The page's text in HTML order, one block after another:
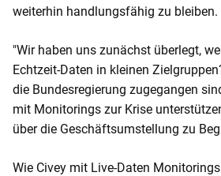
weiterhin handlungsfähig zu bleiben.
"Wir haben uns zunächst überlegt,
Echtzeit-Daten in kleinen
die Bundesregierung zugegangen
mit Monitorings zur Krise
über die Geschäftsumstellung zu
Wie Civey mit Live-Daten